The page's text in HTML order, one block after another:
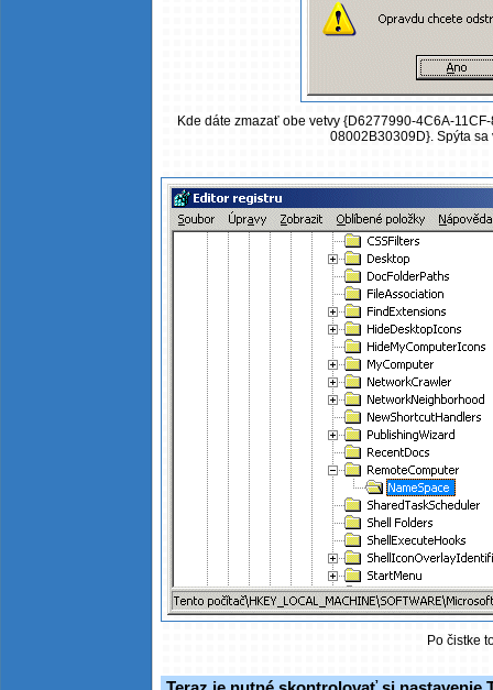
Kde dáte zmazať obe vetvy {D6277990-4C6A-
08002B30309D}. Spýta sa
Po čistke